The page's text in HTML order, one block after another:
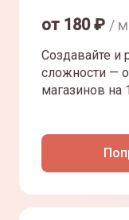
от 180₽ /
Создавайте и
сложности —
магазинов на